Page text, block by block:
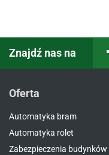
Znajdź nas na
Oferta
Automatyka bram
Automatyka rolet
Zabezpieczenia budynków